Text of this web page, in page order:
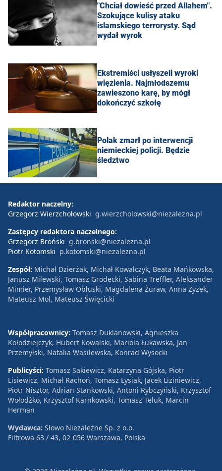
"Chciał dowieść przed Allahem".
Szokujące kulisy ataku
islamskiego terrorysty. Sąd
wydał wyrok
Ekstremiści usłyszeli wyroki
więzienia. Najmłodszemu
zawieszono karę, by mógł
dokończyć szkołę
Polak zmarł po interwencji
niemieckiej policji. Będzie
śledztwo
Redaktor naczelny:
Grzegorz Wierzchołowski g.wierzcholowski@niezalezna.pl
Zastępcy redaktora naczelnego:
Grzegorz Broński g.bronski@niezalezna.pl
Piotr Kotomski p.kotomski@niezalezna.pl
Zespół: Michał Dzierżak, Michał Kowalczyk, Beata Mańkowska,
Janusz Milewski, Tomasz Grodecki, Sabina Treffler, Aleksander
Mimier, Przemysław Obłuski, Magdalena Żuraw, Anna Zyzek,
Mateusz Mol, Mateusz Święcicki
Współpracownicy: Tomasz Duklanowski, Agnieszka
Kołodziejczyk, Hubert Kowalski, Mariola Łukawska, Jan
Przemyłski, Natalia Wasilewska, Konrad Wysocki
Publicyści: Tomasz Sakiewicz, Katarzyna Gójska, Piotr
Lisiewicz, Michał Rachoń, Tomasz Łysiak, Jacek Liziniewicz,
Piotr Nisztor, Adrian Stankowski, Antoni Rybczyński, Krzysztof
Wołodźko, Krzysztof Karnkowski, Tomasz Teluk, Marcin
Herman
Wydawca: Słowo Niezależne Sp. z o.o.
Filtrowa 63 / 43, 02-056 Warszawa, Polska